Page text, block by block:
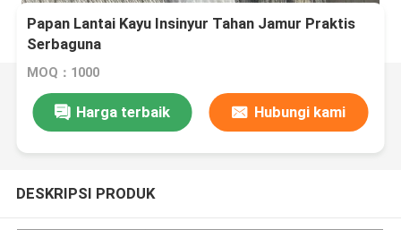
Papan Lantai Kayu Insinyur Tahan Jamur Praktis
Serbaguna
MOQ：1000
Harga terbaik Hubungi kami
DESKRIPSI PRODUK